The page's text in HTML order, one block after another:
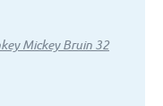
Mickey Bruin 32